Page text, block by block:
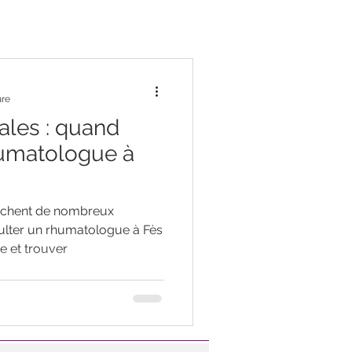
: quand
à
de nombreux
un rhumatologue à Fès
et trouver